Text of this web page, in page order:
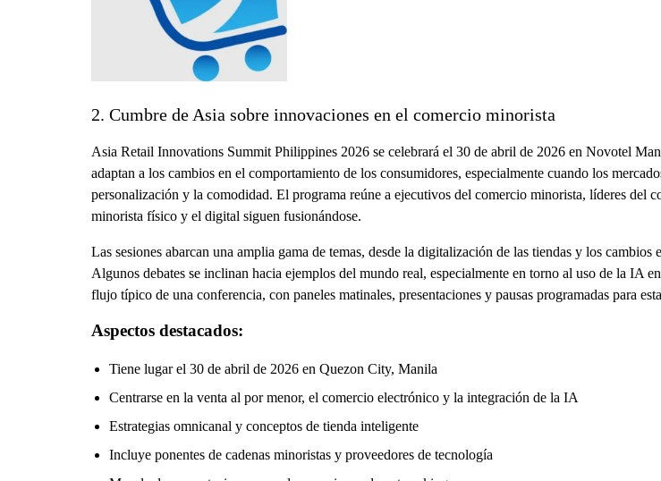
2. Cumbre de Asia sobre innovaciones en el comercio minorista
Asia Retail Innovations Summit Philippines 2026 se celebrará el 30 de abril de 2026 en Novotel
adaptan a los cambios en el comportamiento de los consumidores, especialmente cuando los
personalización y la comodidad. El programa reúne a ejecutivos del comercio minorista, líderes del
minorista físico y el digital siguen fusionándose.
Las sesiones abarcan una amplia gama de temas, desde la digitalización de las tiendas y los
Algunos debates se inclinan hacia ejemplos del mundo real, especialmente en torno al uso de la IA
flujo típico de una conferencia, con paneles matinales, presentaciones y pausas programadas para
Aspectos destacados:
Tiene lugar el 30 de abril de 2026 en Quezon City, Manila
Centrarse en la venta al por menor, el comercio electrónico y la integración de la IA
Estrategias omnicanal y conceptos de tienda inteligente
Incluye ponentes de cadenas minoristas y proveedores de tecnología